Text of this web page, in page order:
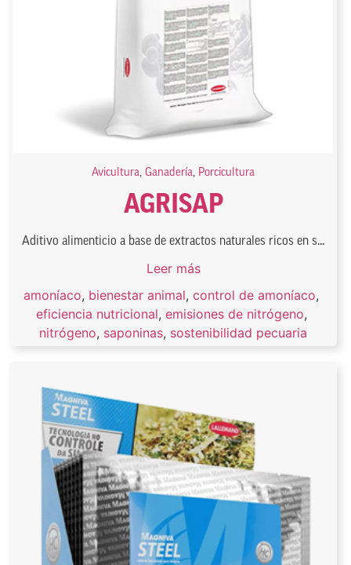
Avicultura, Ganadería, Porcicultura
AGRISAP
Aditivo alimenticio a base de extractos naturales ricos en s...
Leer más
amoníaco, bienestar animal, control de amoníaco,
eficiencia nutricional, emisiones de nitrógeno,
nitrógeno, saponinas, sostenibilidad pecuaria